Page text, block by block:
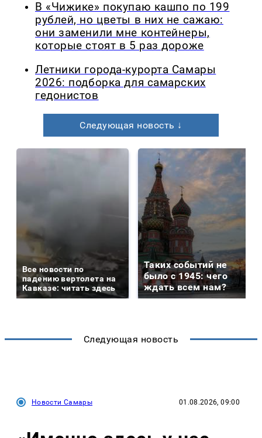
В «Чижике» покупаю кашпо по 199
рублей, но цветы в них не сажаю:
они заменили мне контейнеры,
которые стоят в 5 раз дороже
Летники города-курорта Самары
2026: подборка для самарских
гедонистов
Следующая новость ↓
Все новости по
падению вертолета на
Кавказе: читать здесь
Таких событий не
было с 1945: чего
ждать всем нам?
Следующая новость
Новости Самары 01.08.2026, 09:00